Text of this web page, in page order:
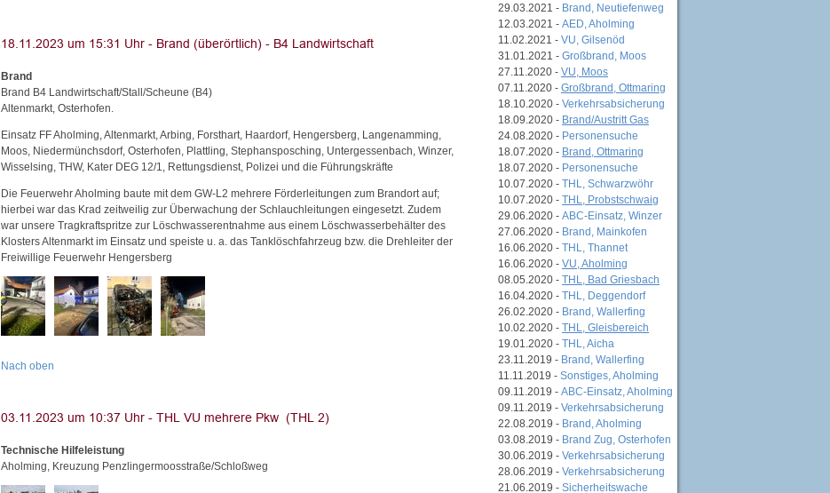
Brand
Brand B4 Landwirtschaft/Stall/Scheune (B4)
Altenmarkt, Osterhofen.
Einsatz FF Aholming, Altenmarkt, Arbing, Forsthart, Haardorf, Hengersberg, Langenamming,
Moos, Niedermünchsdorf, Osterhofen, Plattling, Stephansposching, Untergessenbach, Winzer,
Wisselsing, THW, Kater DEG 12/1, Rettungsdienst, Polizei und die Führungskräfte
Die Feuerwehr Aholming baute mit dem GW-L2 mehrere Förderleitungen zum Brandort auf;
hierbei war das Krad zeitweilig zur Überwachung der Schlauchleitungen eingesetzt. Zudem
war unsere Tragkraftspritze zur Löschwasserentnahme aus einem Löschwasserbehälter des
Klosters Altenmarkt im Einsatz und speiste u. a. das Tanklöschfahrzeug bzw. die Drehleiter der
Freiwillige Feuerwehr Hengersberg
Nach oben
Technische Hilfeleistung
Aholming, Kreuzung Penzlingermoosstraße/Schloßweg
29.03.2021 - Brand, Neutiefenweg
12.03.2021 - AED, Aholming
11.02.2021 - VU, Gilsenöd
31.01.2021 - Großbrand, Moos
27.11.2020 - VU, Moos
07.11.2020 - Großbrand, Ottmaring
18.10.2020 - Verkehrsabsicherung
18.09.2020 - Brand/Austritt Gas
24.08.2020 - Personensuche
18.07.2020 - Brand, Ottmaring
18.07.2020 - Personensuche
10.07.2020 - THL, Schwarzwöhr
10.07.2020 - THL, Probstschwaig
29.06.2020 - ABC-Einsatz, Winzer
27.06.2020 - Brand, Mainkofen
16.06.2020 - THL, Thannet
16.06.2020 - VU, Aholming
08.05.2020 - THL, Bad Griesbach
16.04.2020 - THL, Deggendorf
26.02.2020 - Brand, Wallerfing
10.02.2020 - THL, Gleisbereich
19.01.2020 - THL, Aicha
23.11.2019 - Brand, Wallerfing
11.11.2019 - Sonstiges, Aholming
09.11.2019 - ABC-Einsatz, Aholming
09.11.2019 - Verkehrsabsicherung
22.08.2019 - Brand, Aholming
03.08.2019 - Brand Zug, Osterhofen
30.06.2019 - Verkehrsabsicherung
28.06.2019 - Verkehrsabsicherung
21.06.2019 - Sicherheitswache